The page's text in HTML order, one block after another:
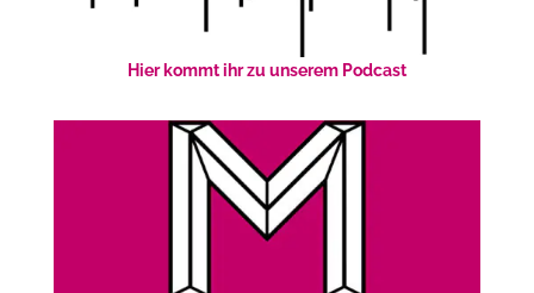
Hier kommt ihr zu unserem Podcast